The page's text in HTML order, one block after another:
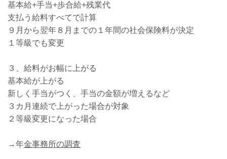
基本給+手当+歩合給+残業代
支払う給料すべてで計算
９月から翌年８月までの１年間の社会保険料が決定
１等級でも変更
３、給料がお幅に上がる
基本給が上がる
新しく手当がつく、手当の金額が増えるなど
３カ月連続で上がった場合が対象
２等級変更になった場合
→年金事務所の調査